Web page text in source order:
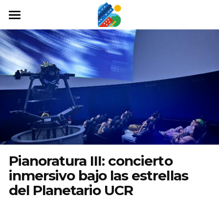
Home
Qué hacer
Arte y cultura
Cine y TV
Comida y tragos
Tours desde San José
Museos
Buscar
Pianoratura III: concierto
inmersivo bajo las estrellas
del Planetario UCR